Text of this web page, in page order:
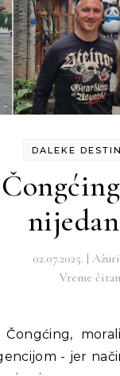
DALEKE
02.07.2025. |
Vreme
- jer